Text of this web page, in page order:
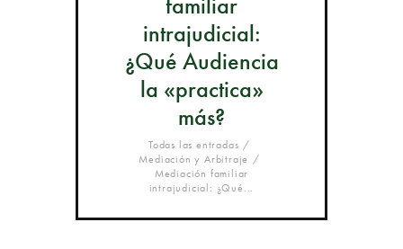
intrajudicial:
¿Qué Audiencia
la «practica»
más?
Todas las entradas
Mediación y Arbitraje
Mediación familiar
intrajudicial: ¿Qué...